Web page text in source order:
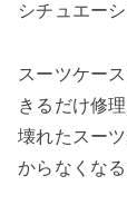
シチュエー
スーツケー
きるだけ修
壊れたスー
からなくな